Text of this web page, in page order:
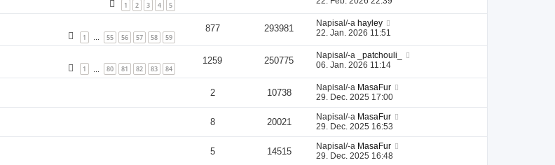
1 2 3 4 5
1 55 56 57 58 59
877 293981 Napisal/-a hayley
22. Jan. 2026 11:51
1 80 81 82 83 84
1259 250775 Napisal/-a
_patchouli_
06. Jan. 2026 11:14
2 10738 Napisal/-a MasaFur
29. Dec. 2025 17:00
8 20021 Napisal/-a MasaFur
29. Dec. 2025 16:53
5 14515 Napisal/-a MasaFur
29. Dec. 2025 16:48